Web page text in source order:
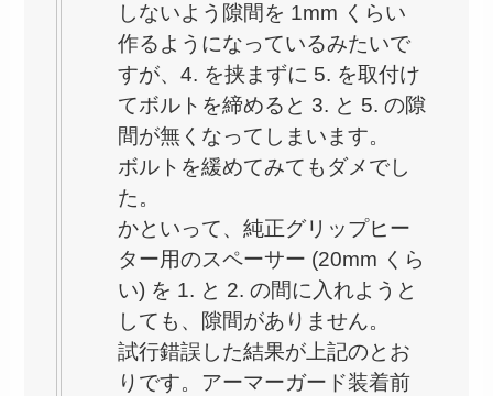
しないよう隙間を 1mm くらい
作るようになっているみたいで
すが、4. を挟まずに 5. を取付け
てボルトを締めると 3. と 5. の隙
間が無くなってしまいます。
ボルトを緩めてみてもダメでし
た。
かといって、純正グリップヒー
ター用のスペーサー (20mm くら
い) を 1. と 2. の間に入れようと
しても、隙間がありません。
試行錯誤した結果が上記のとお
りです。アーマーガード装着前